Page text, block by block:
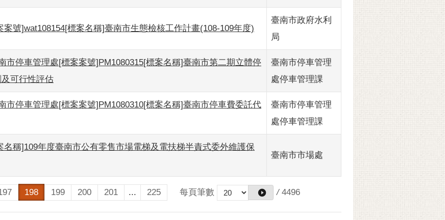
案號]wat108154[標案名稱]臺南市生態檢核工作計畫(108-109年度)
臺南市政府水利
局
市停車管理處[標案案號]PM1080315[標案名稱]臺南市第二期立體停
可行性評估
臺南市停車管理
處停車管理課
市停車管理處[標案案號]PM1080310[標案名稱]臺南市停車費委託代
臺南市停車管理
處停車管理課
名稱]109年度臺南市公有零售市場電梯及電扶梯半責式委外維護保
臺南市市場處
198 199 200 201 ... 225 每頁筆數 / 4496